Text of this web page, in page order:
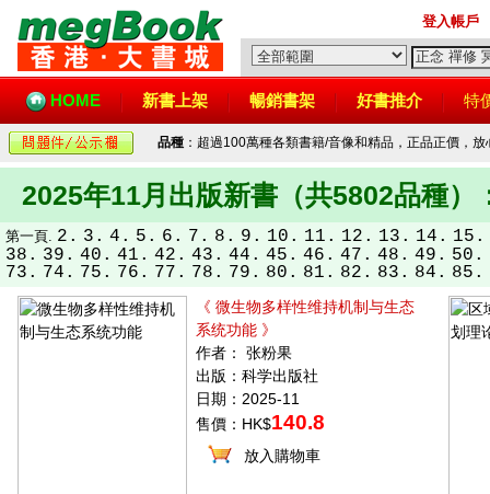
登入帳戶
HOME 新書上架 暢銷書架 好書推介 特
品種 ：超過100萬種各類書籍/音像和精品，正品正價，
2025年11月出版新書（共5802品種）
第一頁. 2. 3. 4. 5. 6. 7. 8. 9. 10. 11. 12. 13. 14. 15.
38. 39. 40. 41. 42. 43. 44. 45. 46. 47. 48. 49. 50.
73. 74. 75. 76. 77. 78. 79. 80. 81. 82. 83. 84. 85.
《 微生物多样性维持机制与生态
系统功能 》
作者： 张粉果
出版：科学出版社
日期：2025-11
售價：HK$140.8
放入購物車